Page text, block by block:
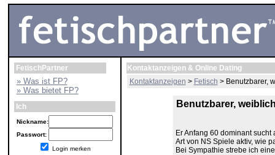
FetischPartner
» Was ist FP?
» Was bietet FP?
Ich
Nickname:
Passwort:
Login merken
Kontaktanzeigen & Online Dating
Kontaktanzeigen > Fetisch > Benutzbarer,
Benutzbarer,
Er Anfang 60 dominant
Art von NS Spiele aktiv, wie
Bei Sympathie strebe ich